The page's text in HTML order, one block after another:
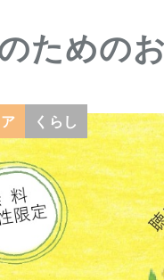
ための
くらし